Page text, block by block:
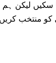
کہ پاکستان کو 2017 کا
کو منتخب